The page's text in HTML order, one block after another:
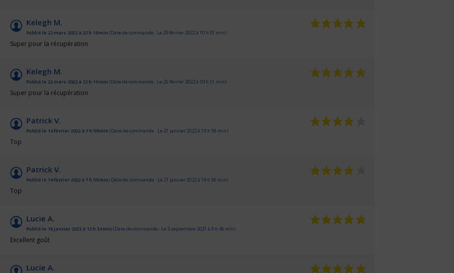
Kelegh M.
Publié le 22 mars 2022 à 22 h 19 min (Date de commande : Le 25 février 2022 à 10 h 51 min)
Super pour la récupération
Kelegh M.
Publié le 22 mars 2022 à 22 h 19 min (Date de commande : Le 25 février 2022 à 10 h 51 min)
Super pour la récupération
Patrick V.
Publié le 14 février 2022 à 7 h 59 min (Date de commande : Le 21 janvier 2022 à 19 h 58 min)
Top
Patrick V.
Publié le 14 février 2022 à 7 h 59 min (Date de commande : Le 21 janvier 2022 à 19 h 58 min)
Top
Lucie A.
Publié le 18 janvier 2022 à 12 h 34 min (Date de commande : Le 3 septembre 2021 à 9 h 45 min)
Excellent goût
Lucie A.